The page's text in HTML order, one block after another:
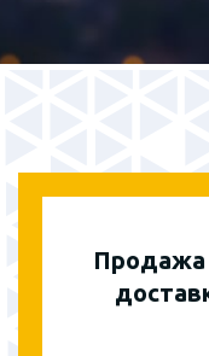
Продажа